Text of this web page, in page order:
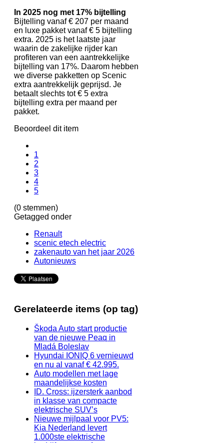
In 2025 nog met 17% bijtelling
Bijtelling vanaf € 207 per maand
en luxe pakket vanaf € 5 bijtelling
extra. 2025 is het laatste jaar
waarin de zakelijke rijder kan
profiteren van een aantrekkelijke
bijtelling van 17%. Daarom hebben
we diverse pakketten op Scenic
extra aantrekkelijk geprijsd. Je
betaalt slechts tot € 5 extra
bijtelling extra per maand per
pakket.
Beoordeel dit item
1
2
3
4
5
(0 stemmen)
Getagged onder
Renault
scenic etech electric
zakenauto van het jaar 2026
Autonieuws
Gerelateerde items (op tag)
Škoda Auto start productie
van de nieuwe Peaq in
Mladá Boleslav
Hyundai IONIQ 6 vernieuwd
en nu al vanaf € 42.995.
Auto modellen met lage
maandelijkse kosten
ID. Cross: ijzersterk aanbod
in klasse van compacte
elektrische SUV’s
Nieuwe mijlpaal voor PV5:
Kia Nederland levert
1.000ste elektrische